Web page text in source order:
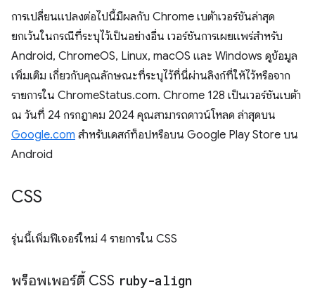
การเปลี่ยนแปลงต่อไปนี้มีผลกับ Chrome เบต้าเวอร์ชันล่าสุด
ยกเว้นในกรณีที่ระบุไว้เป็นอย่างอื่น เวอร์ชันการเผยแพร่สำหรับ
Android, ChromeOS, Linux, macOS และ Windows ดูข้อมูล
เพิ่มเติม เกี่ยวกับคุณลักษณะที่ระบุไว้ที่นี่ผ่านลิงก์ที่ให้ไว้หรือจาก
รายการใน ChromeStatus.com. Chrome 128 เป็นเวอร์ชันเบต้า
ณ วันที่ 24 กรกฎาคม 2024 คุณสามารถดาวน์โหลด ล่าสุดบน
Google.com สำหรับเดสก์ท็อปหรือบน Google Play Store บน
Android
CSS
รุ่นนี้เพิ่มฟีเจอร์ใหม่ 4 รายการใน CSS
พร็อพเพอร์ตี้ CSS ruby-align